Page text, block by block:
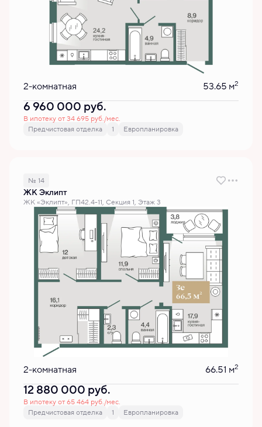
2-комнатная 53.65 м2
6 960 000 руб.
В ипотеку от 34 695 руб./мес.
Предчистовая отделка
1 Европланировка
№ 14
ЖК Эклипт
ЖК «Эклипт», ГП42.4-11, Секция 1, Этаж 3
2-комнатная 66.51 м2
12 880 000 руб.
В ипотеку от 65 464 руб./мес.
Предчистовая отделка
1 Европланировка